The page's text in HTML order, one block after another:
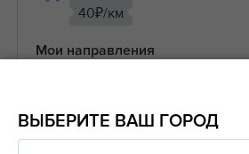
40₽/км
Мои направления
всего 3 маршрута
#Перевозка ТНП #Прочие грузы
ВЫБЕРИТЕ ВАШ ГОРОД